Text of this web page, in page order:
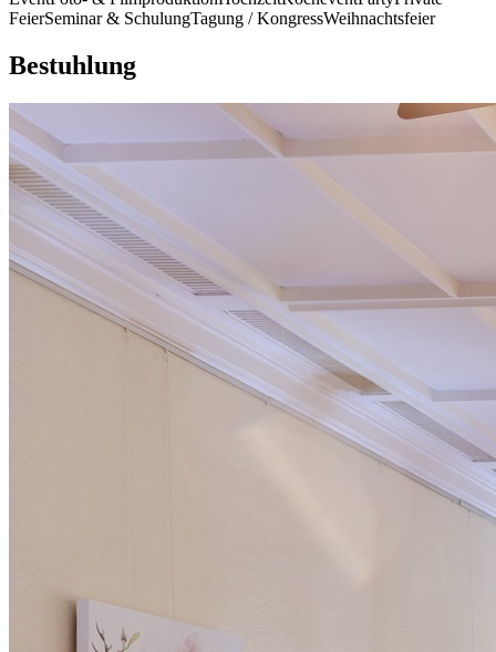
FeierSeminar & SchulungTagung / KongressWeihnachtsfeier
Bestuhlung